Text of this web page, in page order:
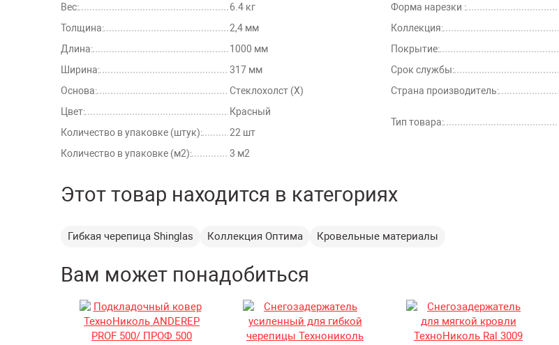
Вес:
6.4 кг
Толщина:
2,4 мм
Длина:
1000 мм
Ширина:
317 мм
Основа:
Стеклохолст (Х)
Цвет:
Красный
Количество в упаковке (штук):
22 шт
Количество в упаковке (м2):
3 м2
Форма нарезки :
Коллекция:
Покрытие:
Срок службы:
Страна производитель:
Тип товара:
Этот товар находится в категориях
Гибкая черепица Shinglas Коллекция Оптима Кровельные материалы
Вам может понадобиться